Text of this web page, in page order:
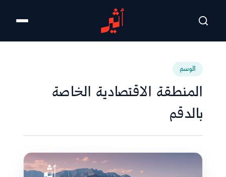
تخطى للمحتوى الرئيسي
الوسم
المنطقة الاقتصادية الخاصة
بالدقم